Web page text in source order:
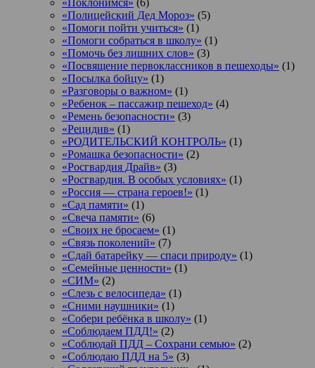
«Полицейский Дед Мороз» (5)
«Помоги пойти учиться» (1)
«Помоги собраться в школу» (1)
«Помочь без лишних слов» (3)
«Посвящение первоклассников в пешеходы» (1)
«Посылка бойцу» (1)
«Разговоры о важном» (1)
«Ребенок – пассажир пешеход» (4)
«Ремень безопасности» (3)
«Рецидив» (1)
«РОДИТЕЛЬСКИЙ КОНТРОЛЬ» (1)
«Ромашка безопасности» (2)
«Росгвардия Драйв» (3)
«Росгвардия. В особых условиях» (1)
«Россия — страна героев!» (1)
«Сад памяти» (1)
«Свеча памяти» (6)
«Своих не бросаем» (1)
«Связь поколений» (7)
«Сдай батарейку — спаси природу» (1)
«Семейные ценности» (1)
«СИМ» (2)
«Слезь с велосипеда» (1)
«Сними наушники» (1)
«Собери ребёнка в школу» (1)
«Соблюдаем ПДД!» (2)
«Соблюдай ПДД – Сохрани семью» (2)
«Соблюдаю ПДД на 5» (3)